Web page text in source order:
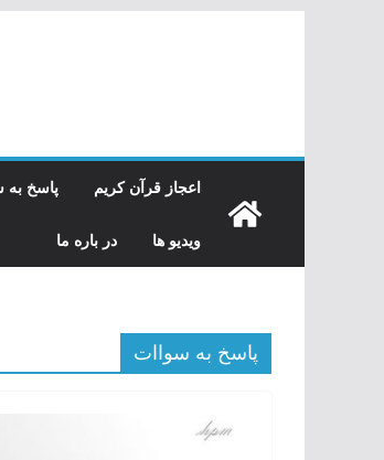
اعجاز قرآن کریم پاسخ
ویدیو ها در باره ما
پاسخ به سواات